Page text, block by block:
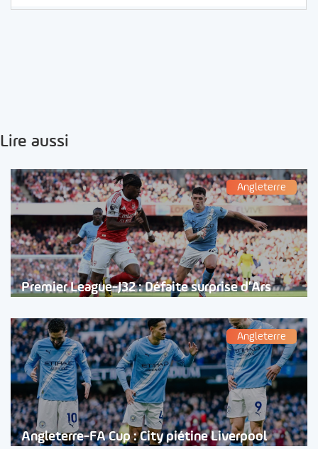
Lire aussi
Angleterre
Premier League-J32 : Défaite surprise d’Ars
Angleterre
Angleterre-FA Cup : City piétine Liverpool